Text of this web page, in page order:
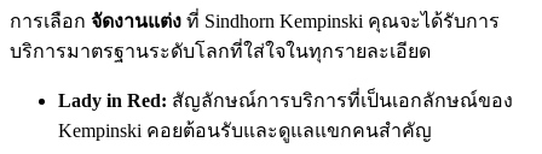
การเลือก จัดงานแต่ง ที่ Sindhorn Kempinski คุณจะได้รับการ
บริการมาตรฐานระดับโลกที่ใส่ใจในทุกรายละเอียด
Lady in Red: สัญลักษณ์การบริการที่เป็นเอกลักษณ์ของ
Kempinski คอยต้อนรับและดูแลแขกคนสำคัญ